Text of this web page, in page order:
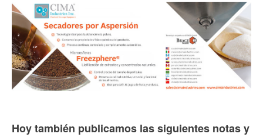
Hoy también publicamos las siguientes notas y